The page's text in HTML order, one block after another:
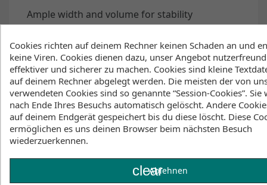
Ample width and volume for stability
Affordable
durable and impact-resistant
Comfortable high-traction EVA deckgrip
DropBox fast foil-mounting system
Nose tow-attachment point for instructor-
Compatible with DropBox Fin Adaptor and
Cookies richten auf deinem Rechner keinen Schaden an und
keine Viren. Cookies dienen dazu, unser Angebot
effektiver und sicherer zu machen. Cookies sind kleine
auf deinem Rechner abgelegt werden. Die meisten der von
verwendeten Cookies sind so genannte “Session-Cookies”. Sie
nach Ende Ihres Besuchs automatisch gelöscht. Andere
auf deinem Endgerät gespeichert bis du diese löscht. Diese
ermöglichen es uns deinen Browser beim nächsten Besuch
wiederzuerkennen.
clearAblehnen